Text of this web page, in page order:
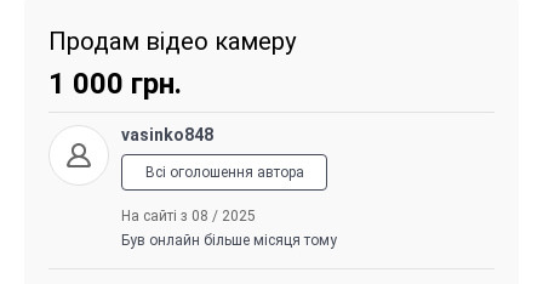
Продам відео камеру
1 000 грн.
vasinko848
Всі оголошення автора
На сайті з 08 / 2025
Був онлайн більше місяця тому